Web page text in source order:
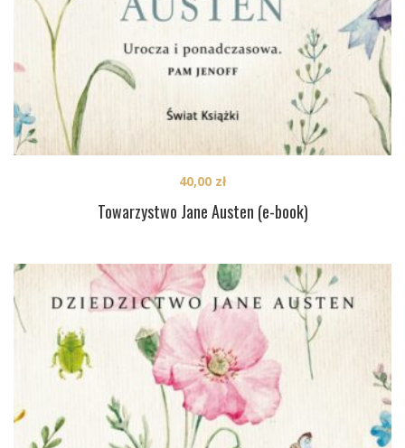
Towarzystwo Jane Austen (e-book)
40,00 zł